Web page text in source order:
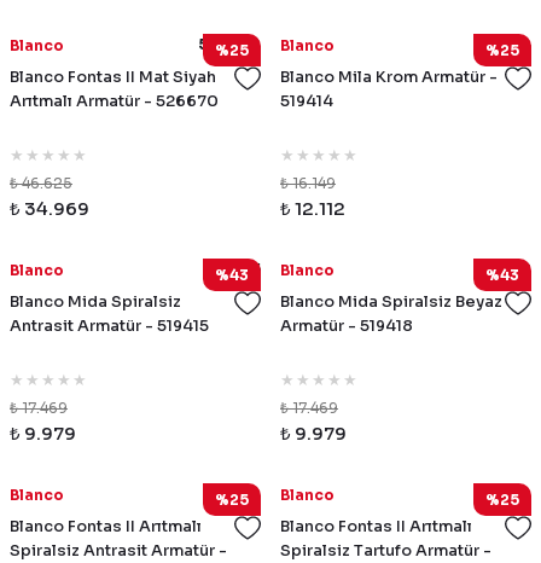
%25
Blanco 526670
Blanco Fontas II Mat Siyah
Arıtmalı Armatür - 526670
₺ 46.625
₺ 34.969
%25
Blanco 519414
Blanco Mila Krom Armatür -
519414
₺ 16.149
₺ 12.112
%43
Blanco 519415
Blanco Mida Spiralsiz
Antrasit Armatür - 519415
₺ 17.469
₺ 9.979
%43
Blanco 519418
Blanco Mida Spiralsiz Beyaz
Armatür - 519418
₺ 17.469
₺ 9.979
%25
Blanco 523130
Blanco Fontas II Arıtmalı
Spiralsiz Antrasit Armatür -
%25
Blanco 523136
Blanco Fontas II Arıtmalı
Spiralsiz Tartufo Armatür -